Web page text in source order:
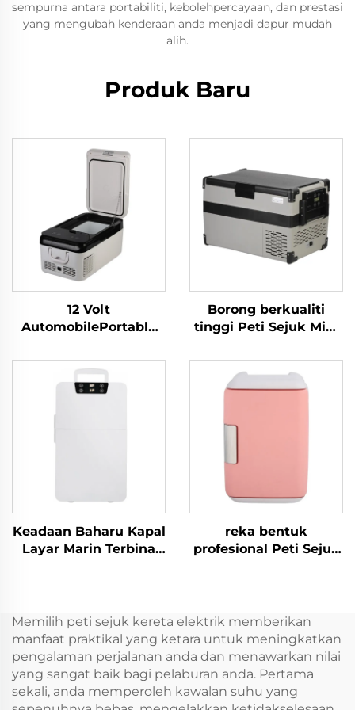
sempurna antara portabiliti, kebolehpercayaan, dan prestasi
yang mengubah kenderaan anda menjadi dapur mudah
alih.
Produk Baru
12 Volt
AutomobilePortable
Refrigerator Camping
Fridge Freezer Peti
sejuk Kereta Elektrik
Borong berkualiti
tinggi Peti Sejuk Mini
Sejuk Mudah Alih 12
Volt 32L Peti Sejuk
Keadaan Baharu Kapal
Layar Marin Terbina
Dalam Peti sejuk Laci
Mini 20L Kereta Dc
Terbina Dalam
reka bentuk
profesional Peti Sejuk
Penjagaan Kulit Merah
Atau Putih Peti Sejuk
Mini Mudah Alih
Memilih peti sejuk kereta elektrik memberikan
manfaat praktikal yang ketara untuk meningkatkan
pengalaman perjalanan anda dan menawarkan nilai
yang sangat baik bagi pelaburan anda. Pertama
sekali, anda memperoleh kawalan suhu yang